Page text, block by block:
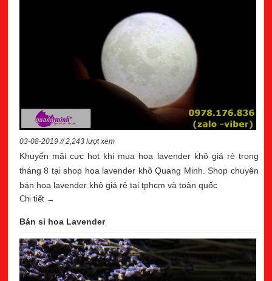
03-08-2019 // 2,243 lượt xem
Khuyến mãi cực hot khi mua hoa lavender khô giá rẻ trong
tháng 8 tại shop hoa lavender khô Quang Minh. Shop chuyên
bán hoa lavender khô giá rẻ tại tphcm và toàn quốc
Chi tiết →
Bán sỉ hoa Lavender